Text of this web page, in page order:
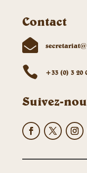
Contact

 +33 (0) 3 20
Suivez-